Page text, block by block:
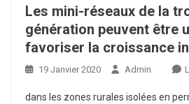
Les mini-réseaux de la
génération peuvent être
favoriser la croissance
19 Janvier 2020 Admin
dans les zones rurales isolées en